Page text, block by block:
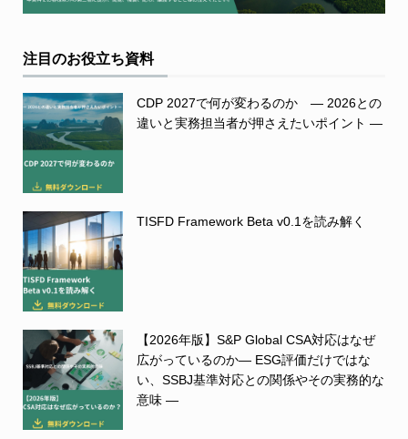
注目のお役立ち資料
CDP 2027で何が変わるのか ― 2026との
違いと実務担当者が押さえたいポイント ―
TISFD Framework Beta v0.1を読み解く
【2026年版】S&P Global CSA対応はなぜ
広がっているのか― ESG評価だけではな
い、SSBJ基準対応との関係やその実務的な
意味 ―